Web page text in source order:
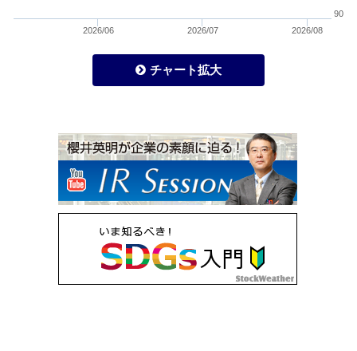
2026/06 2026/07 2026/08
90
チャート拡大